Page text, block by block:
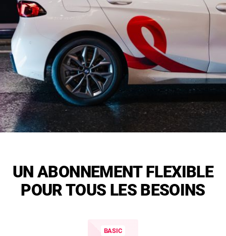
UN ABONNEMENT FLEXIBLE
POUR TOUS LES BESOINS
BASIC